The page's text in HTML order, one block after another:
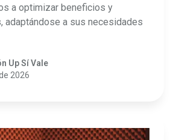
a optimizar beneficios y
adaptándose a sus necesidades
Up Sí Vale
2026